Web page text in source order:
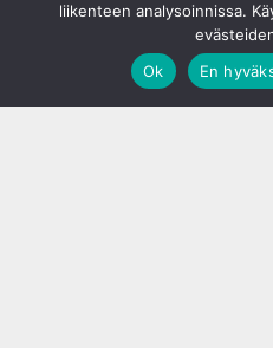
liikenteen analysoinnissa.
Ok
En